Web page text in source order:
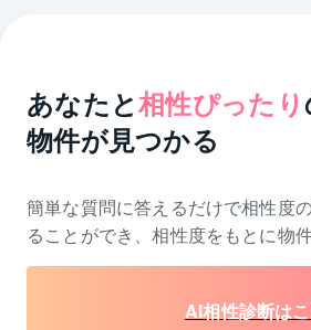
あなたと相性ぴったり
物件が見つかる
簡単な質問に答えるだけで相性度
ることができ、相性度をもとに物
AI相性診断は